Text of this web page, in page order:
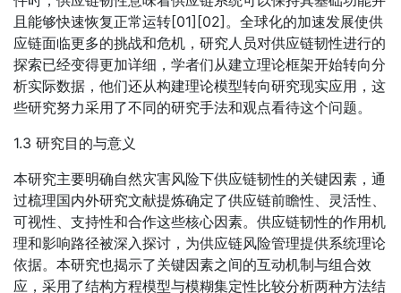
且能够快速恢复正常运转[01][02]。全球化的加速发展使供
应链面临更多的挑战和危机，研究人员对供应链韧性进行的
探索已经变得更加详细，学者们从建立理论框架开始转向分
析实际数据，他们还从构建理论模型转向研究现实应用，这
些研究努力采用了不同的研究手法和观点看待这个问题。
1.3 研究目的与意义
本研究主要明确自然灾害风险下供应链韧性的关键因素，通
过梳理国内外研究文献提炼确定了供应链前瞻性、灵活性、
可视性、支持性和合作这些核心因素。供应链韧性的作用机
理和影响路径被深入探讨，为供应链风险管理提供系统理论
依据。本研究也揭示了关键因素之间的互动机制与组合效
应，采用了结构方程模型与模糊集定性比较分析两种方法结